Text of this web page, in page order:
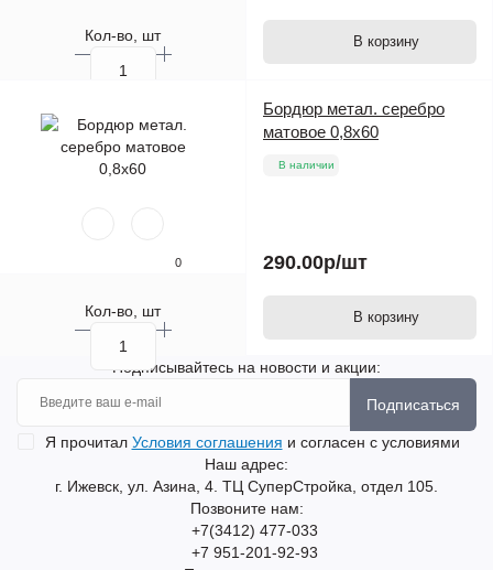
Кол-во, шт В корзину
0
Кол-во, шт
Бордюр метал. серебро
матовое 0,8х60
В наличии
290.00р/шт
В корзину
Подписывайтесь на новости и акции:
Подписаться
Я прочитал Условия соглашения и согласен с условиями
Наш адрес:
г. Ижевск, ул. Азина, 4. ТЦ СуперСтройка, отдел 105.
Позвоните нам:
+7(3412) 477-033
+7 951-201-92-93